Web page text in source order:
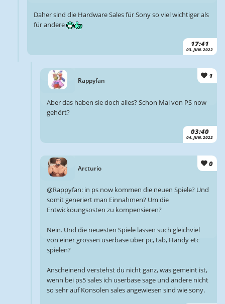
17:41
03. JUN. 2022
Daher sind die Hardware Sales für Sony so viel wichtiger als
für andere
Rappyfan
1
03:40
04. JUN. 2022
Aber das haben sie doch alles? Schon Mal von PS now
gehört?
Arcturio
0
@Rappyfan: in ps now kommen die neuen Spiele? Und
somit generiert man Einnahmen? Um die
Entwicköungsosten zu kompensieren?
Nein. Und die neuesten Spiele lassen such gleichviel
von einer grossen userbase über pc, tab, Handy etc
spielen?
Anscheinend verstehst du nicht ganz, was gemeint ist,
wenn bei ps5 sales ich userbase sage und andere nicht
so sehr auf Konsolen sales angewiesen sind wie sony.